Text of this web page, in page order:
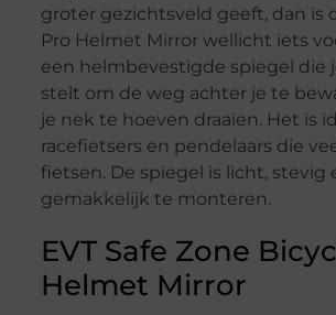
groter gezichtsveld geeft, dan is
Pro Helmet Mirror wellicht iets
een helmbevestigde spiegel die
stelt om de weg achter je te
je nek te hoeven draaien. Het is
racefietsers en pendelaars die
fietsen. De spiegel is licht, stevig
gemakkelijk te monteren.
EVT Safe Zone
Helmet Mirror